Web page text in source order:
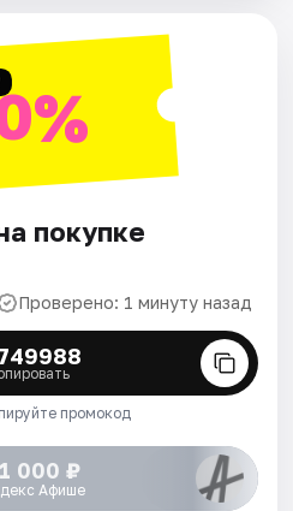
покупке
Проверено: 1 минуту назад
промокод
000 ₽
Афише